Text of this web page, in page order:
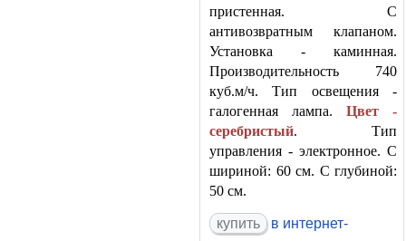
пристенная. С
антивозвратным клапаном.
Установка - каминная.
Производительность 740
куб.м/ч. Тип освещения -
галогенная лампа. Цвет -
серебристый. Тип
управления - электронное. С
шириной: 60 см. С глубиной:
50 см.
в интернет-